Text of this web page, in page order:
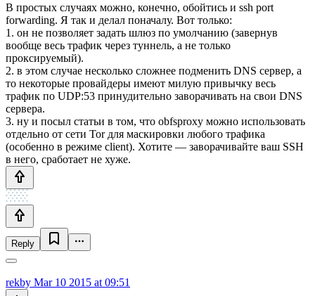
В простых случаях можно, конечно, обойтись и ssh port
forwarding. Я так и делал поначалу. Вот только:
1. он не позволяет задать шлюз по умолчанию (завернув
вообще весь трафик через туннель, а не только
проксируемый).
2. в этом случае несколько сложнее подменить DNS сервер, а
то некоторые провайдеры имеют милую привычку весь
трафик по UDP:53 принудительно заворачивать на свои DNS
сервера.
3. ну и посыл статьи в том, что obfsproxy можно использовать
отдельно от сети Tor для маскировки любого трафика
(особенно в режиме client). Хотите — заворачивайте ваш SSH
в него, сработает не хуже.
Reply
rekby Mar 10 2015 at 09:51